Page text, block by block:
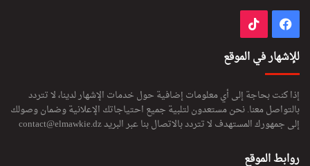
فيسبوك
للإشهار في الموقع
إذا كنت بحاجة إلى أي معلومات إضافية حول خدمات الإشهار لدينا، لا تتردد
بالتواصل معنا. نحن مستعدون لتلبية جميع احتياجاتك الإعلانية وضمان وصولك
إلى جمهورك المستهدف لا تتردد بالاتصال بنا عبر البريدcontact@elmawkie.dz
روابط الموقع